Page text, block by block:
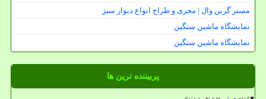
مستر گرین وال | مجری و طراح انواع دیوار سبز
نمایشگاه ماشین سنگین
نمایشگاه ماشین سنگین
پربیننده ترین ها